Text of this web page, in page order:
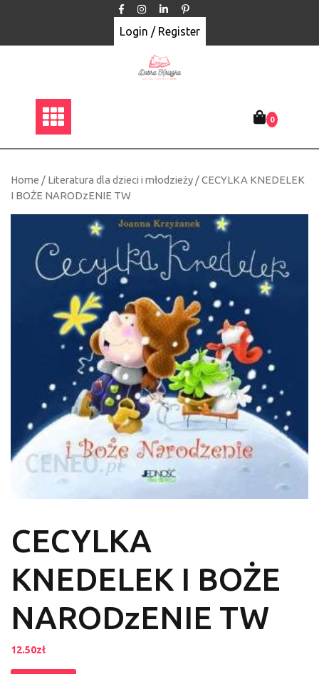
Login / Register
0
Home / Literatura dla dzieci i młodzieży / CECYLKA KNEDELEK
I BOŻE NARODzENIE TW
CECYLKA
KNEDELEK I BOŻE
NARODzENIE TW
12.50zł